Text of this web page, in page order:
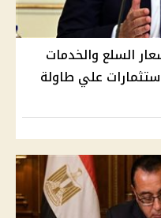
السلع والخدمات
علي طاولة